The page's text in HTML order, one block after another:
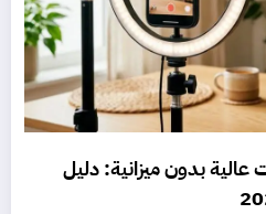
عالية بدون ميزانية: دليل